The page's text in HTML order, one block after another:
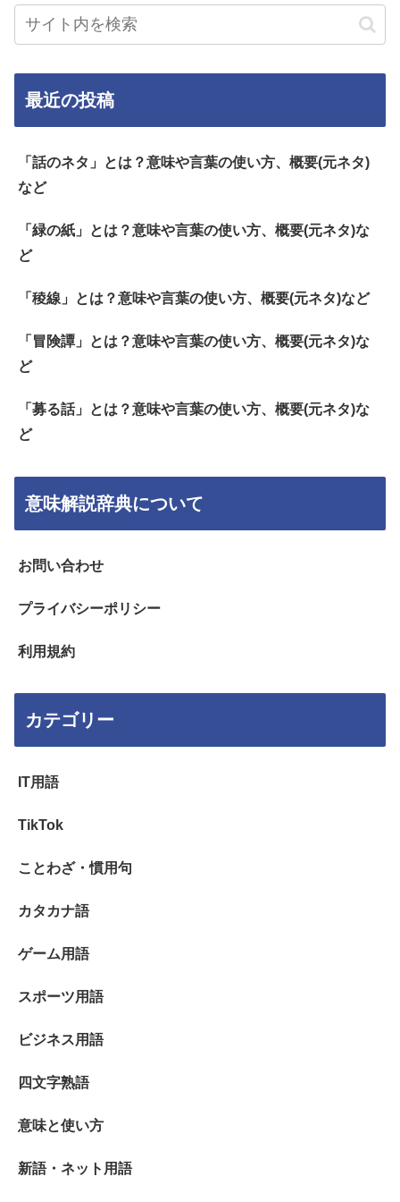
最近の投稿
「話のネタ」とは？意味や言葉の使い方、概要(元ネタ)
など
「緑の紙」とは？意味や言葉の使い方、概要(元ネタ)な
ど
「稜線」とは？意味や言葉の使い方、概要(元ネタ)など
「冒険譚」とは？意味や言葉の使い方、概要(元ネタ)な
ど
「募る話」とは？意味や言葉の使い方、概要(元ネタ)な
ど
意味解説辞典について
お問い合わせ
プライバシーポリシー
利用規約
カテゴリー
IT用語
TikTok
ことわざ・慣用句
カタカナ語
ゲーム用語
スポーツ用語
ビジネス用語
四文字熟語
意味と使い方
新語・ネット用語